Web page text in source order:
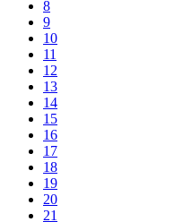
8
9
10
11
12
13
14
15
16
17
18
19
20
21